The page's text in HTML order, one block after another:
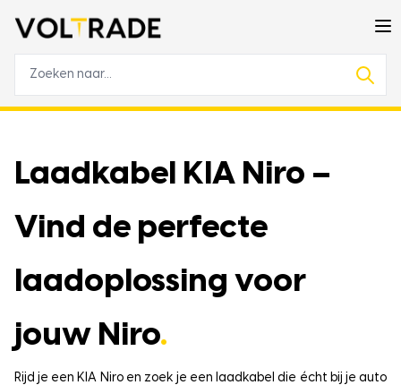
Laadkabel KIA Niro –
Vind de perfecte
laadoplossing voor
jouw Niro.
Rijd je een KIA Niro en zoek je een laadkabel die écht bij je auto